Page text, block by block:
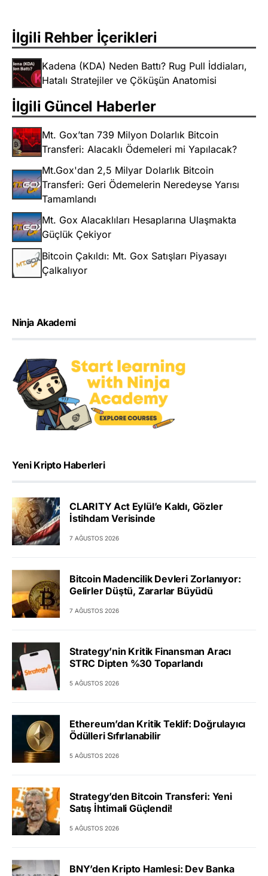
İlgili Rehber İçerikleri
Kadena (KDA) Neden Battı? Rug Pull İddiaları,
Hatalı Stratejiler ve Çöküşün Anatomisi
İlgili Güncel Haberler
Mt. Gox’tan 739 Milyon Dolarlık Bitcoin
Transferi: Alacaklı Ödemeleri mi Yapılacak?
Mt.Gox'dan 2,5 Milyar Dolarlık Bitcoin
Transferi: Geri Ödemelerin Neredeyse Yarısı
Tamamlandı
Mt. Gox Alacaklıları Hesaplarına Ulaşmakta
Güçlük Çekiyor
Bitcoin Çakıldı: Mt. Gox Satışları Piyasayı
Çalkalıyor
Ninja Akademi
Yeni Kripto Haberleri
CLARITY Act Eylül’e Kaldı, Gözler
İstihdam Verisinde
7 AĞUSTOS 2026
Bitcoin Madencilik Devleri Zorlanıyor:
Gelirler Düştü, Zararlar Büyüdü
7 AĞUSTOS 2026
Strategy’nin Kritik Finansman Aracı
STRC Dipten %30 Toparlandı
5 AĞUSTOS 2026
Ethereum’dan Kritik Teklif: Doğrulayıcı
Ödülleri Sıfırlanabilir
5 AĞUSTOS 2026
Strategy’den Bitcoin Transferi: Yeni
Satış İhtimali Güçlendi!
5 AĞUSTOS 2026
BNY’den Kripto Hamlesi: Dev Banka